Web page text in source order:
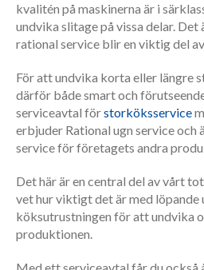
kvalitén på maskinerna är i
undvika slitage på vissa delar.
rational service blir en viktig del
För att undvika korta eller längre
därför både smart och
serviceavtal förstorköksservice
erbjuder Rational ugn service och
service för företagets andra
Det här är en central del av vårt
vet hur viktigt det är med löpande
köksutrustningen för att undvika
produktionen.